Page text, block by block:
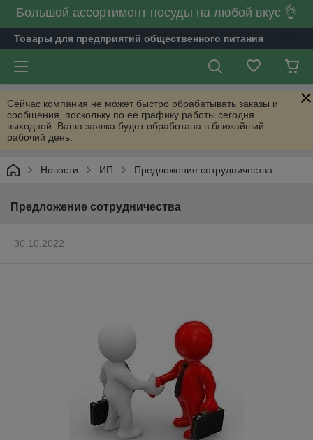
Большой ассортимент посуды на любой вкус 👌
Товары для предприятий общественного питания
Сейчас компания не может быстро обрабатывать заказы и
сообщения, поскольку по ее графику работы сегодня
выходной. Ваша заявка будет обработана в ближайший
рабочий день.
Новости ИП Предложение сотрудничества
Предложение сотрудничества
30.10.2022